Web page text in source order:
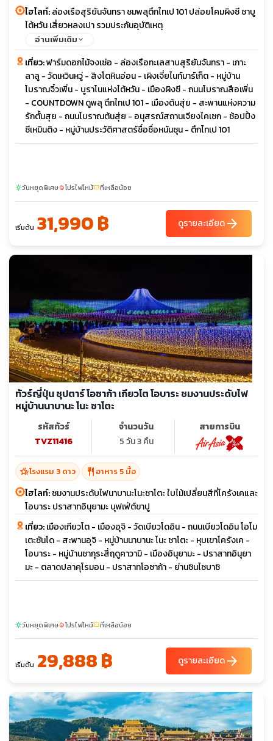
ไฮไลท์:ล่องเรือสุริยันจันทรา ชมพลุตึกไทเป 101 ปล่อยโคมผิงซี ชาบู
ไต้หวัน เสี่ยวหลงเปา รวมประกันอุบัติเหตุ
อ่านเพิ่มเติม
เที่ยว:ฟาร์มดอกไม้จงเซ่อ - ล่องเรือทะเลสาบสุริยันจันทรา - เกาะ
ลาลู - วัดเหวินหวู่ - สิงโตหินอ่อน - เผิงเจี่ยไนท์มาร์เก็ต - หมู่บ้าน
โบราณจิ๋วเพิ่น - บูราโนแห่งไต้หวัน - เมืองผิงซี - ถนนโบราณสือเพิ่น
- COUNTDOWN ดูพลุ ตึกไทเป 101 - เมืองต้นสุ่ย - สะพานแห่งความ
รักตั้นสุย - ถนนโบราณต้นสุ่ย - อนุสรณ์สถานเจียงไคเซก - ช้อปปิ้ง
ซีเหมินติง - หมู่บ้านประวัติศาสตร์ชื่อชื่อหนันซุน - ตึกไทเป 101
sunnyวันหยุดพิเศษlocal_fire_departmentโปรไฟไหม้confirmation_numberที่เหลือน้อย
เริ่มต้น 31,990 ฿ ดูรายละเอียดarrow_forward
ทัวร์ญี่ปุ่น ซุปตาร์ โอซาก้า เกียวโต โอบาระ ชมงานประดับไฟ
หมู่บ้านนาบานะ โนะ ซาโตะ
รหัสทัวร์
TVZ11416
จำนวนวัน
5 วัน 3 คืน
สายการบิน
hotel_classโรงแรม 3 ดาว restaurant อาหาร 5 มื้อ
ไฮไลท์:ชมงานประดับไฟนาบานะโนะชาโตะ ใบไม้เปลี่ยนสีที่โครังเคและ
โอบาระ ปราสาทอินุยามะ บุฟเฟ่ต์ขาปู
เที่ยว:เมืองเกียวโต - เมืองอุจิ - วัดเบียวโดอิน - ถนนเบียวโดอิน โอโม
เตะซันโด - สะพานอุจิ - หมู่บ้านนาบานะ โนะ ชาโตะ - หุบเขาโครังเค -
โอบาระ - หมู่บ้านชากุระสี่ฤดูคาวามิ - เมืองอินุยามะ - ปราสาทอินุยา
มะ - ตลาดปลาคุโรมอน - ปราสาทโอซาก้า - ย่านชินไซบาชิ
sunnyวันหยุดพิเศษlocal_fire_departmentโปรไฟไหม้confirmation_numberที่เหลือน้อย
เริ่มต้น 29,888 ฿ ดูรายละเอียดarrow_forward